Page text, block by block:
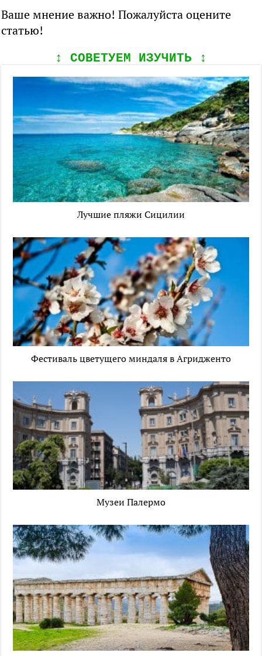
Ваше мнение важно! Пожалуйста оцените
статью!
↕️ СОВЕТУЕМ ИЗУЧИТЬ ↕️
Лучшие пляжи Сицилии
Фестиваль цветущего миндаля в Агридженто
Музеи Палермо